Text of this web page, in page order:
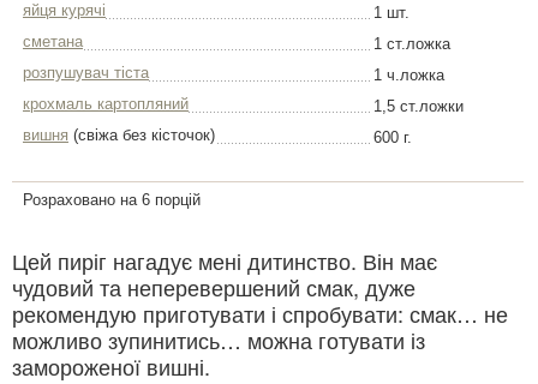
яйця курячі
1 шт.
сметана
1 ст.ложка
розпушувач тіста
1 ч.ложка
крохмаль картопляний
1,5 ст.ложки
вишня (свіжа без кісточок) 600 г.
Розраховано на 6 порцій
Цей пиріг нагадує мені дитинство. Він має
чудовий та неперевершений смак, дуже
рекомендую приготувати і спробувати: смак… не
можливо зупинитись… можна готувати із
замороженої вишні.